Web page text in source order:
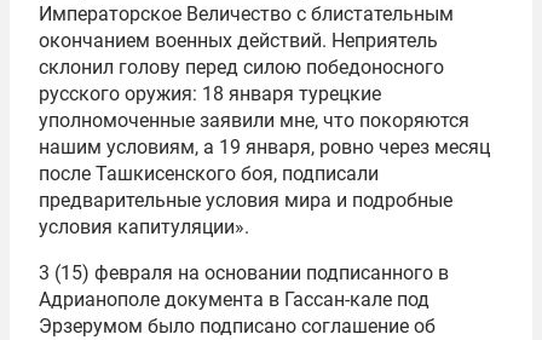
Императорское Величество с блистательным
окончанием военных действий. Неприятель
склонил голову перед силою победоносного
русского оружия: 18 января турецкие
уполномоченные заявили мне, что покоряются
нашим условиям, а 19 января, ровно через месяц
после Ташкисенского боя, подписали
предварительные условия мира и подробные
условия капитуляции».
3 (15) февраля на основании подписанного в
Адрианополе документа в Гассан-кале под
Эрзерумом было подписано соглашение об